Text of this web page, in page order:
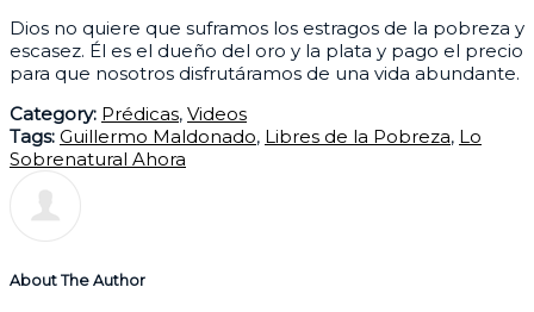
Dios no quiere que suframos los estragos de la pobreza y
escasez. Él es el dueño del oro y la plata y pago el precio
para que nosotros disfrutáramos de una vida abundante.
Category: Prédicas, Videos
Tags: Guillermo Maldonado, Libres de la Pobreza, Lo
Sobrenatural Ahora
About The Author